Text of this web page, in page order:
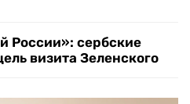
России»: сербские
визита Зеленского